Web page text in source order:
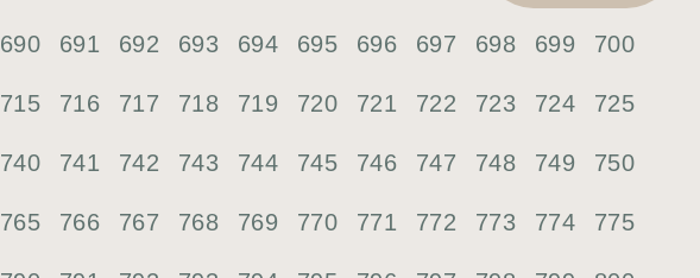
690 691 692 693 694 695 696 697 698 699 700
715 716 717 718 719 720 721 722 723 724 725
740 741 742 743 744 745 746 747 748 749 750
765 766 767 768 769 770 771 772 773 774 775